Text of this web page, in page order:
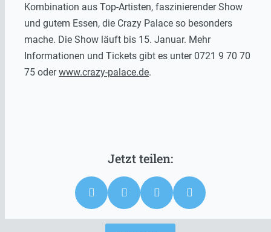
Kombination aus Top-Artisten, faszinierender Show
und gutem Essen, die Crazy Palace so besonders
mache. Die Show läuft bis 15. Januar. Mehr
Informationen und Tickets gibt es unter 0721 9 70 70
75 oderwww.crazy-palace.de.